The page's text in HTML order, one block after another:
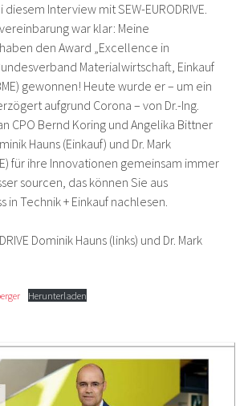
Interview mit SEW-EURODRIVE.
war klar: Meine
den Award „Excellence in
Materialwirtschaft, Einkauf
gewonnen! Heute wurde er – um ein
aufgrund Corona – von Dr.-Ing.
CPO Bernd Koring und Angelika Bittner
Hauns (Einkauf) und Dr. Mark
für ihre Innovationen gemeinsam immer
sourcen, das können Sie aus
in Technik + Einkauf nachlesen.
Dominik Hauns (links) und Dr. Mark
Herunterladen